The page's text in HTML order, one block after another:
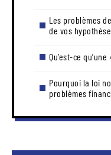
Les problèmes
de vos
Qu’est-ce
Pourquoi la loi
problèmes